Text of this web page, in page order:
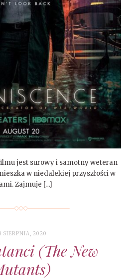
jest surowy i samotny weteran
w niedalekiej przyszłości w
Zajmuje […]
SIERPNIA, 2020
(The New